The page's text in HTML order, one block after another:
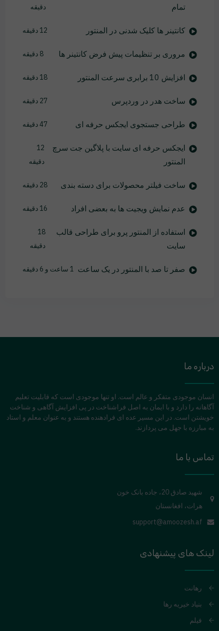
تمام
دقیقه
کانتینر ها کلیک شدنی در المنتور 12 دقیقه
مروری بر تنظیمات پیش فرض کانتینر ها 8 دقیقه
افزایش 10 برابری سرعت المنتور 18 دقیقه
ساخت هدر در وردپرس 27 دقیقه
طراحی جستجوی ایجکس حرفه ای 47 دقیقه
ایجکس حرفه ای سایت با پلاگین جت سرچ
المنتور
12
دقیقه
ساخت فیلتر محصولات برای دسته بندی 28 دقیقه
عدم نمایش ویجیت ها به بعضی افراد 16 دقیقه
استفاده از المنتور پرو برای طراحی قالب
سایت
18
دقیقه
صفر تا صد با المنتور در یک ساعت 1 ساعت و 6 دقیقه
درباره ما
انسان موجودی متفکر و عالم است. او تنها موجودی است که قابلیت تعلیم
آگاهانه را دارد و با ایمان به اصل فراشناخت در پی افزایش آگاهی و شناخت
خویشتن است. در این مسیر عده ای فرادهنده هستند و به عنوان معلم و استاد
به مبارزه با جهل می پردازند.
تماس با ما
شهید صادق 20، جاده بانک خون
هرات، افغانستان
support@amoozesh.af
لینک های پیشنهادی
رهانت
بنیاد خیریه رها
فیلم